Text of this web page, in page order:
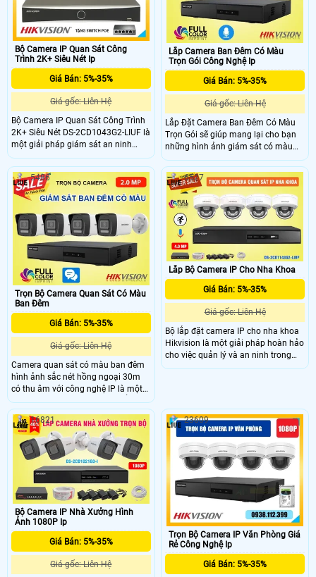
gia đình
Bộ Camera IP Quan Sát Công
Trình 2K+ Siêu Nét Ip
Giá Bán: 5%-35%
Giá gốc: Liên Hệ
Bộ Camera IP Quan Sát Công Trình
2K+ Siêu Nét DS-2CD1043G2-LIUF là
một giải pháp giám sát an ninh
tuyệt vời phục vụ cho chúng ta
trong công tác giám sát tiến độ các
công trình xây dựn. Với trang bị cảm
biến hình ảnh 4MP, chiếc camera IP
cho công trình này mang lại chất
lượng hình ảnh 2K+ siêu nét, giúp
bạn theo dõi mọi hoạt động với độ
nét cao.
Lắp Camera Ban Đêm Có Màu
Trọn Gói Công Nghệ Ip
Giá Bán: 5%-35%
Giá gốc: Liên Hệ
Lắp Đặt Camera Ban Đêm Có Màu
Trọn Gói sẽ giúp mang lại cho bạn
những hình ảnh giám sát có màu
sắc sinh động và rõ ngày cả ngày
lẫn đêm bên cạnh đó trọn bộ
camera giám sát tích hợp kèm mic
ghi âm xuyên suốt 24/7, camera có
độ phân giải cao lên đến 2MP cho
hình ảnh sắc nét dễ dàng giám sát
được mọi lúc mọi nơi trên các thiết
bị di động thông minh như điện
thoại, ipad, laptop,.
Trọn Bộ Camera Quan Sát Có Màu
Ban Đêm
Giá Bán: 5%-35%
Giá gốc: Liên Hệ
Camera quan sát có màu ban đêm
hình ảnh sắc nét hồng ngoại 30m
có thu âm với công nghệ IP là một
trong những thiết bị không thể thiếu
trong việc đảm bảo an ninh cho gia
đình và doanh nghiệp. Trọn Bộ
Camera Quan Sát Có Màu Ban Đêm
DS-2CD1023G2-LIUF là một giải
pháp hoàn hảo cho những ai đang
tìm kiếm một hệ thống giám sát
chất lượng cao với nhiều tính năng
tiên tiến
5486
Lắp Bộ Camera IP Cho Nha Khoa
Giá Bán: 5%-35%
Giá gốc: Liên Hệ
Bộ lắp đặt camera IP cho nha khoa
Hikvision là một giải pháp hoàn hảo
cho việc quản lý và an ninh trong
phòng khám nha khoa. Bộ này bao
6527
Bộ Camera IP Nhà Xưởng Hình
Ảnh 1080P Ip
Giá Bán: 5%-35%
Giá gốc: Liên Hệ
16821
Trọn Bộ Camera IP Văn Phòng Giá
Rẻ Công Nghệ Ip
Giá Bán: 5%-35%
23609